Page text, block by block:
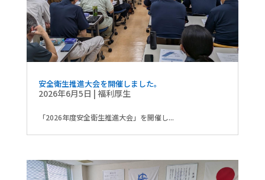
安全衛生推進大会を開催しました。
2026年6月5日 | 福利厚生
「2026年度安全衛生推進大会」を開催し...